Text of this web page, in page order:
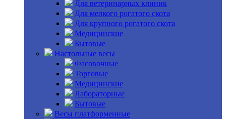
Для ветеринарных клиник
Для мелкого рогатого скота
Для крупного рогатого скота
Медицинские
Бытовые
Настольные весы
Фасовочные
Торговые
Медицинские
Лабораторные
Бытовые
Весы платформенные